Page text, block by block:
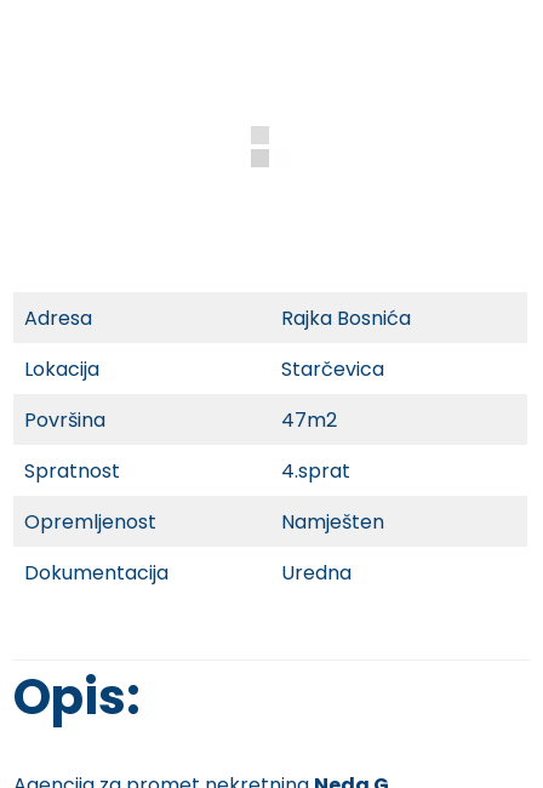
Adresa
Rajka Bosnića
Lokacija
Starčevica
Površina
47m2
Spratnost
4.sprat
Opremljenost
Namješten
Dokumentacija
Uredna
Opis: